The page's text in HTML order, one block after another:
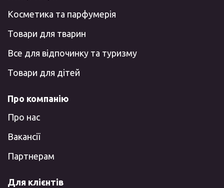
Косметика та парфумерія
Товари для тварин
Все для відпочинку та туризму
Товари для дітей
Про компанію
Про нас
Вакансії
Партнерам
Для клієнтів